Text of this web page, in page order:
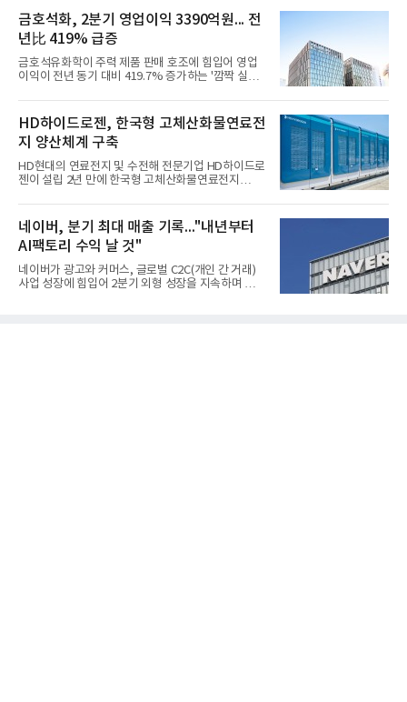
금호석화, 2분기 영업이익 3390억원... 전
년比 419% 급증
금호석유화학이 주력 제품 판매 호조에 힘입어 영업
이익이 전년 동기 대비 419.7% 증가하는 '깜짝 실
업이익이 3390억원으로 지난해 동기보다 419.7% 증
가한 것으로 잠정 집계됐다고 7일 공시했다.매출은 2
조2682억원으로 지난해 동기 대비 27.9% 증가했다.
순이익은 3004억원으로 420.4% 늘었다.이번 호실적
은 주력 제품인 NB라텍스와 합성수지 판매 호조가 견
인한 것으로 풀이된다. 미국의 중국산 의료용 고무장
갑 관세 인상 이후 동남아 장갑업체의 가동률이 높아
성이 개선됐다.금호석유
HD하이드로젠, 한국형 고체산화물연료전
지 양산체계 구축
HD현대의 연료전지 및 수전해 전문기업 HD하이드로
젠이 설립 2년 만에 한국형 고체산화물연료전지
본격적인 시장 공략에 나선다.HD하이드로젠은 최근
한국전기안전공사(KESCO)로부터 SOFC 발전설비
‘HD250’과 ‘HD300’, 제조시설에 대한 사용전검사를
완료하고 제품 양산체계 구축했다고 밝혔다.HD250
과 HD300은 각각 249kW급과 285kW급의 중소형 발
전용 SOFC 제품이다. 이번 검사를 통해 HD하이드로
젠은 제품과 제조시설의 전기설비 안전성과 적합성을
네이버, 분기 최대 매출 기록..."내년부터
AI팩토리 수익 날 것"
네이버가 광고와 커머스, 글로벌 C2C(개인 간 거래)
사업 성장에 힘입어 2분기 외형 성장을 지속하며 역대